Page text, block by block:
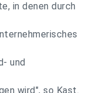
in denen durch
und
wird", so Kast.